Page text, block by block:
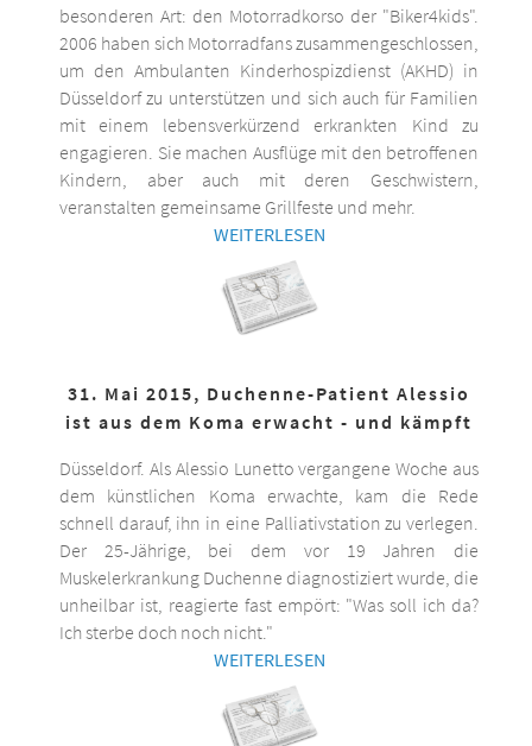
besonderen Art: den Motorradkorso der "Biker4kids".
2006 haben sich Motorradfans zusammengeschlossen,
um den Ambulanten Kinderhospizdienst (AKHD) in
Düsseldorf zu unterstützen und sich auch für Familien
mit einem lebensverkürzend erkrankten Kind zu
engagieren. Sie machen Ausflüge mit den betroffenen
Kindern, aber auch mit deren Geschwistern,
veranstalten gemeinsame Grillfeste und mehr.
WEITERLESEN
31. Mai 2015, Duchenne-Patient Alessio
ist aus dem Koma erwacht - und kämpft
Düsseldorf. Als Alessio Lunetto vergangene Woche aus
dem künstlichen Koma erwachte, kam die Rede
schnell darauf, ihn in eine Palliativstation zu verlegen.
Der 25-Jährige, bei dem vor 19 Jahren die
Muskelerkrankung Duchenne diagnostiziert wurde, die
unheilbar ist, reagierte fast empört: "Was soll ich da?
Ich sterbe doch noch nicht."
WEITERLESEN